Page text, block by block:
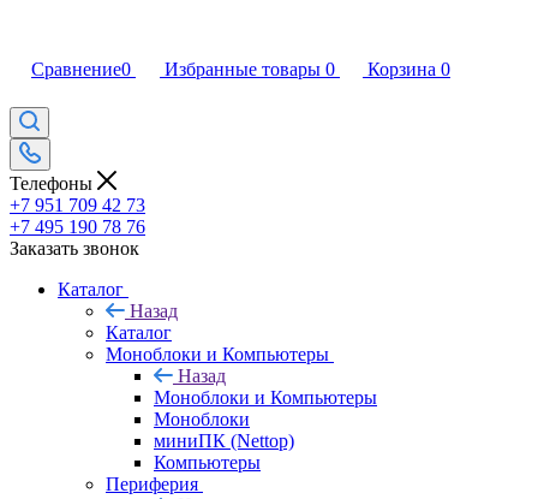
Сравнение0 Избранные товары 0 Корзина 0
Телефоны
+7 951 709 42 73
+7 495 190 78 76
Заказать звонок
Каталог
Назад
Каталог
Моноблоки и Компьютеры
Назад
Моноблоки и Компьютеры
Моноблоки
миниПК (Nettop)
Компьютеры
Периферия